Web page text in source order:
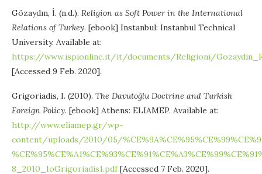
Gözaydın, İ. (n.d.). Religion as Soft Power in the International
Relations of Turkey. [ebook] Instanbul: Instanbul Technical
University. Available at:
https://www.ispionline.it/it/documents/Religioni/
[Accessed 9 Feb. 2020].
Grigoriadis, I. (2010). The Davutoğlu Doctrine and Turkish
Foreign Policy. [ebook] Athens: ELIAMEP. Available at:
http://www.eliamep.gr/wp-
content/uploads/2010/05/
8_2010_IoGrigoriadis1.pdf[Accessed 7 Feb. 2020].